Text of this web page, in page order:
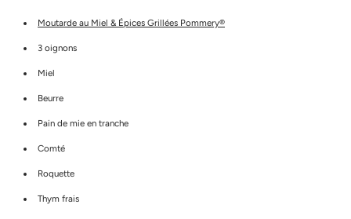
Moutarde au Miel & Épices Grillées Pommery®
3 oignons
Miel
Beurre
Pain de mie en tranche
Comté
Roquette
Thym frais